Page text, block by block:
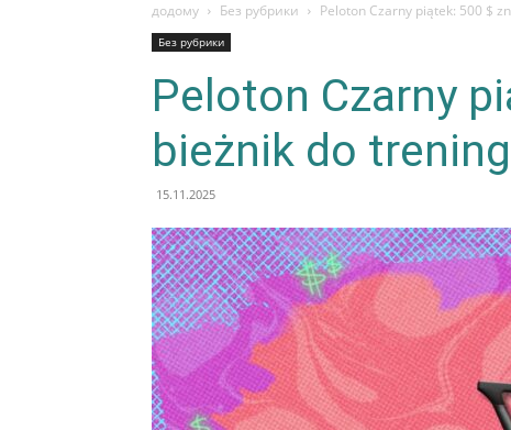
додому Без рубрики Peloton Czarny piątek: 500 $
Без рубрики
Peloton Czarny
bieżnik do
15.11.2025